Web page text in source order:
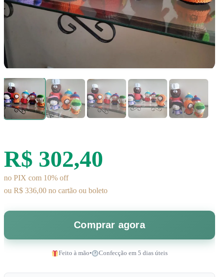
R$ 302,40
no PIX com 10% off
ou R$ 336,00 no cartão ou boleto
Comprar agora
Feito à mão• Confecção em 5 dias úteis